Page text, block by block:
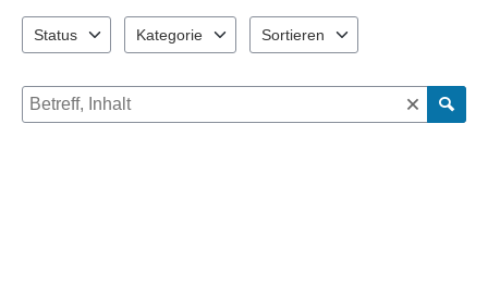
zur Verfügung.
Status
Kategorie
Sortieren
Suche nach Meldungen und Kommentaren